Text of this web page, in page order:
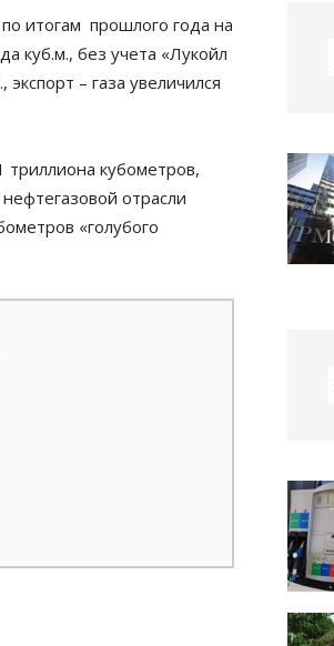
итогам прошлого года на
куб.м., без учета «Лукойл
– газа увеличился
триллиона кубометров,
отрасли
«голубого